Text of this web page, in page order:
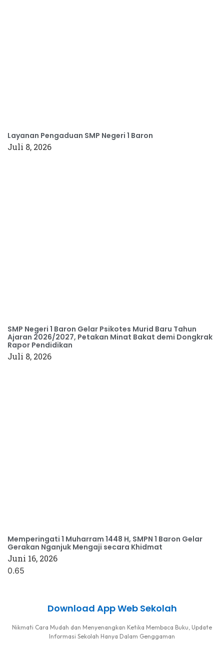
Layanan Pengaduan SMP Negeri 1 Baron
Juli 8, 2026
SMP Negeri 1 Baron Gelar Psikotes Murid Baru Tahun
Ajaran 2026/2027, Petakan Minat Bakat demi Dongkrak
Rapor Pendidikan
Juli 8, 2026
Memperingati 1 Muharram 1448 H, SMPN 1 Baron Gelar
Gerakan Nganjuk Mengaji secara Khidmat
Juni 16, 2026
Download App Web Sekolah
Nikmati Cara Mudah dan Menyenangkan Ketika Membaca Buku, Update
Informasi Sekolah Hanya Dalam Genggaman